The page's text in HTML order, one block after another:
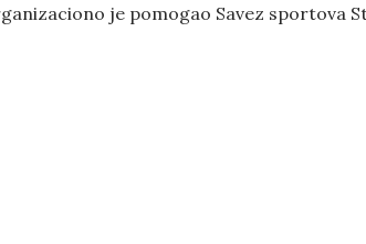
je pomogao Savez sportova